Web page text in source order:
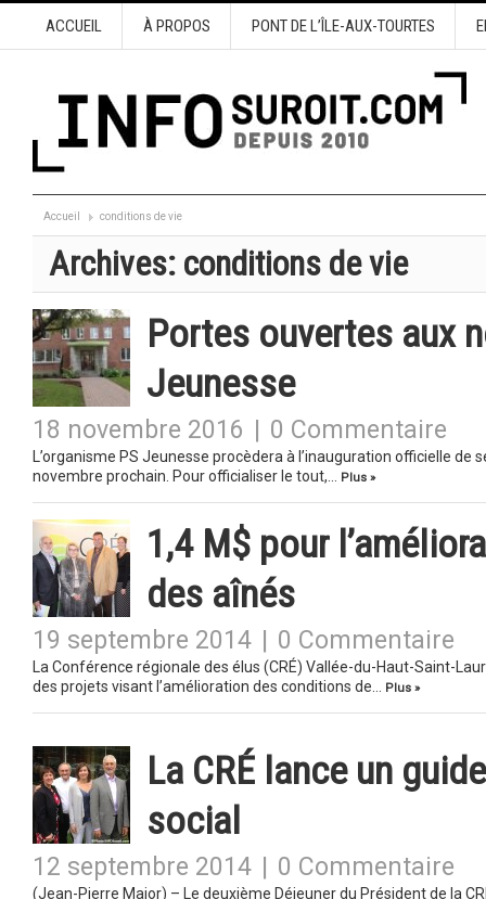
ACCUEIL À PROPOS PONT DE L’ÎLE-AUX-TOURTES
Accueil conditions de vie
Archives: conditions de vie
Portes ouvertes aux
Jeunesse
18 novembre 2016 0 Commentaire
L’organisme PS Jeunesse procèdera à l’inauguration officielle
novembre prochain. Pour officialiser le tout,…
Plus »
1,4 M$ pour
des aînés
19 septembre 2014 0 Commentaire
La Conférence régionale des élus (CRÉ) Vallée-du-Haut-Saint-
des projets visant l’amélioration des conditions de…
Plus »
La CRÉ lance un
social
12 septembre 2014 0 Commentaire
(Jean-Pierre Major) – Le deuxième Déjeuner du Président de la